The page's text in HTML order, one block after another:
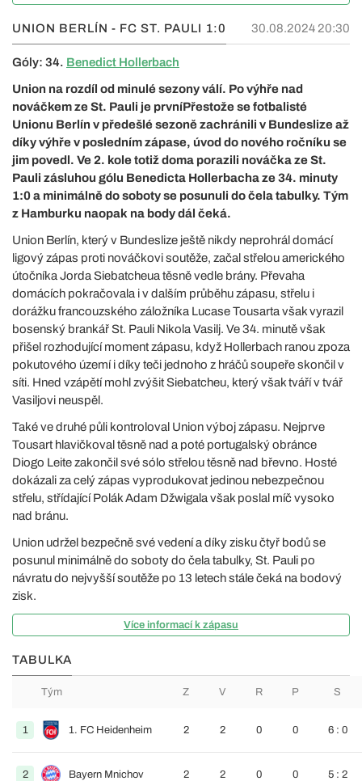
UNION BERLÍN - FC ST. PAULI 1:0 30.08.2024 20:30
Góly: 34. Benedict Hollerbach
Union na rozdíl od minulé sezony válí. Po výhře nad
nováčkem ze St. Pauli je prvníPřestože se fotbalisté
Unionu Berlín v předešlé sezoně zachránili v Bundeslize až
díky výhře v posledním zápase, úvod do nového ročníku se
jim povedl. Ve 2. kole totiž doma porazili nováčka ze St.
Pauli zásluhou gólu Benedicta Hollerbacha ze 34. minuty
1:0 a minimálně do soboty se posunuli do čela tabulky. Tým
z Hamburku naopak na body dál čeká.
Union Berlín, který v Bundeslize ještě nikdy neprohrál domácí
ligový zápas proti nováčkovi soutěže, začal střelou amerického
útočníka Jorda Siebatcheua těsně vedle brány. Převaha
domácích pokračovala i v dalším průběhu zápasu, střelu i
dorážku francouzského záložníka Lucase Tousarta však vyrazil
bosenský brankář St. Pauli Nikola Vasilj. Ve 34. minutě však
přišel rozhodující moment zápasu, když Hollerbach ranou zpoza
pokutového území i díky teči jednoho z hráčů soupeře skončil v
síti. Hned vzápětí mohl zvýšit Siebatcheu, který však tváří v tvář
Vasiljovi neuspěl.
Také ve druhé půli kontroloval Union výboj zápasu. Nejprve
Tousart hlavičkoval těsně nad a poté portugalský obránce
Diogo Leite zakončil své sólo střelou těsně nad břevno. Hosté
dokázali za celý zápas vyprodukovat jedinou nebezpečnou
střelu, střídající Polák Adam Džwigala však poslal míč vysoko
nad bránu.
Union udržel bezpečně své vedení a díky zisku čtyř bodů se
posunul minimálně do soboty do čela tabulky, St. Pauli po
návratu do nejvyšší soutěže po 13 letech stále čeká na bodový
zisk.
Více informací k zápasu
TABULKA
Tým Z V R P S
1 1. FC Heidenheim 2 2 0 0 6 : 0
2 Bayern Mnichov 2 2 0 0 5 : 2